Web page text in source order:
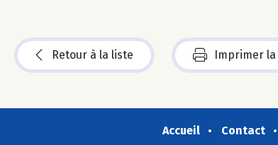
Retour à la liste Imprimer
Accueil Contact